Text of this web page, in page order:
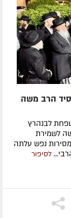
הרב משה
לבנהרץ
לשמירת
נפש עלתה
לסיפור